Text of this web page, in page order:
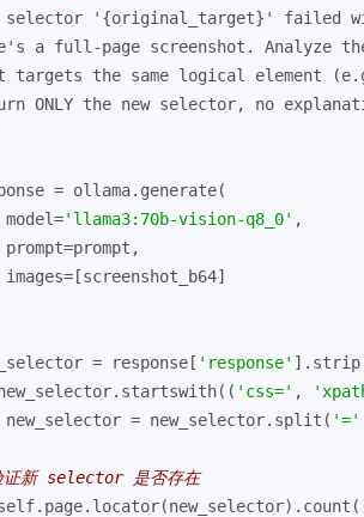
'
{original_target} ' failed
a full-page screenshot. Analyze
targets the same logical element
ONLY the new selector, no
= ollama.generate(
model=
'llama3:70b-vision-q8_0' ,
prompt=prompt,
images=[screenshot_b64]
= response[
'response'
'css=' ,
new_selector = new_selector.split(
'='
新 selector 是否存在